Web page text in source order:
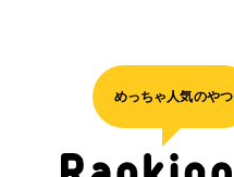
めっちゃ人気のやつ